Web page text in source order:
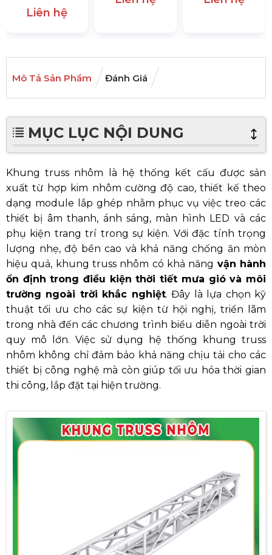
Liên hệ
Mô Tả Sản Phẩm Đánh Giá
MỤC LỤC NỘI DUNG
Khung truss nhôm là hệ thống kết cấu được sản
xuất từ hợp kim nhôm cường độ cao, thiết kế theo
dạng module lắp ghép nhằm phục vụ việc treo các
thiết bị âm thanh, ánh sáng, màn hình LED và các
phụ kiện trang trí trong sự kiện. Với đặc tính trọng
lượng nhẹ, độ bền cao và khả năng chống ăn mòn
hiệu quả, khung truss nhôm có khả năng vận hành
ổn định trong điều kiện thời tiết mưa gió và môi
trường ngoài trời khắc nghiệt. Đây là lựa chọn kỹ
thuật tối ưu cho các sự kiện từ hội nghị, triển lãm
trong nhà đến các chương trình biểu diễn ngoài trời
quy mô lớn. Việc sử dụng hệ thống khung truss
nhôm không chỉ đảm bảo khả năng chịu tải cho các
thiết bị công nghệ mà còn giúp tối ưu hóa thời gian
thi công, lắp đặt tại hiện trường.